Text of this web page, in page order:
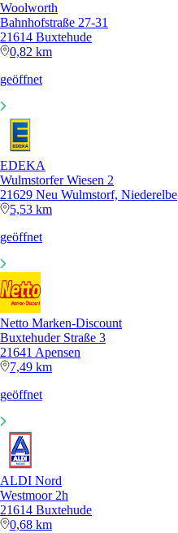
Woolworth
Bahnhofstraße 27-31
21614 Buxtehude
0,82 km
geöffnet
EDEKA
Wulmstorfer Wiesen 2
21629 Neu Wulmstorf, Niederelbe
5,53 km
geöffnet
Netto Marken-Discount
Buxtehuder Straße 3
21641 Apensen
7,49 km
geöffnet
ALDI Nord
Westmoor 2h
21614 Buxtehude
0,68 km